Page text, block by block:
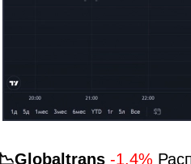
📉Globaltrans -1.4%